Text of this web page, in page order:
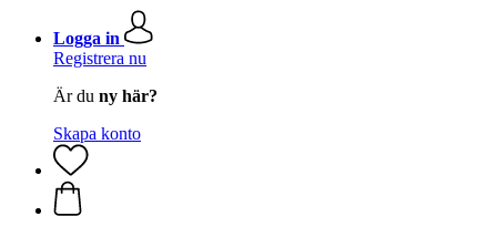
Logga in
Registrera nu
Är du ny här?
Skapa konto